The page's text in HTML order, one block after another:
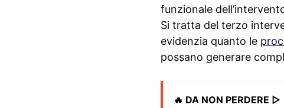
funzionale
Si tratta del terzo
evidenzia quanto le
possano generare
🔥 DA NON PERDERE ▷